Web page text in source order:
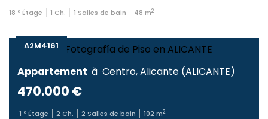
18 ª Étage 1 Ch. 1 Salles de bain 48 m2
A2M4161
Appartement à Centro,Alicante (ALICANTE)
470.000 €
1 ª Étage 2 Ch. 2 Salles de bain 102 m2